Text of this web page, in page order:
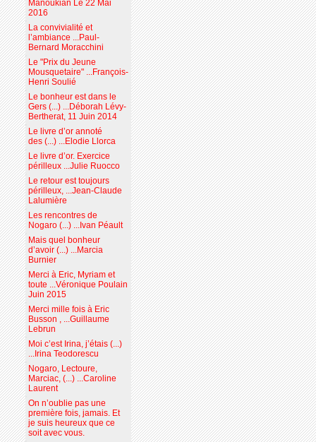
Manoukian Le 22 Mai
2016
La convivialité et
l’ambiance ...Paul-
Bernard Moracchini
Le "Prix du Jeune
Mousquetaire" ...François-
Henri Soulié
Le bonheur est dans le
Gers (...) ...Déborah Lévy-
Bertherat, 11 Juin 2014
Le livre d’or annoté
des (...) ...Elodie Llorca
Le livre d’or. Exercice
périlleux ...Julie Ruocco
Le retour est toujours
périlleux, ...Jean-Claude
Lalumière
Les rencontres de
Nogaro (...) ...Ivan Péault
Mais quel bonheur
d’avoir (...) ...Marcia
Burnier
Merci à Eric, Myriam et
toute ...Véronique Poulain
Juin 2015
Merci mille fois à Eric
Busson , ...Guillaume
Lebrun
Moi c’est Irina, j’étais (...)
...Irina Teodorescu
Nogaro, Lectoure,
Marciac, (...) ...Caroline
Laurent
On n’oublie pas une
première fois, jamais. Et
je suis heureux que ce
soit avec vous.